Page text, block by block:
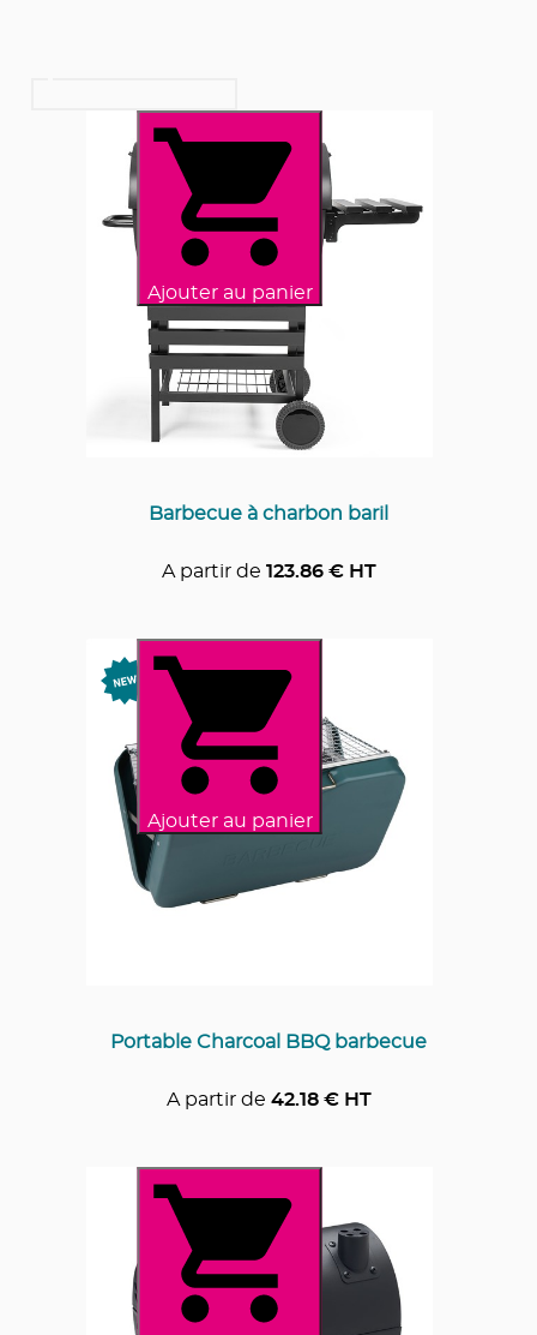
Ajouter au panier
Barbecue à charbon baril
A partir de 123.86€ HT
Ajouter au panier
Portable Charcoal BBQ barbecue
A partir de 42.18€ HT